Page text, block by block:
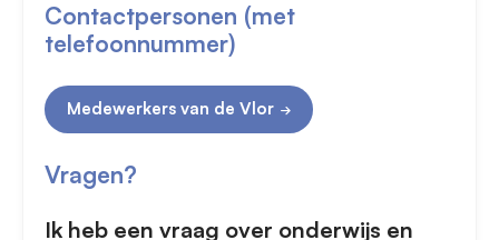
Contactpersonen (met
telefoonnummer)
Medewerkers van de Vlor
Vragen?
Ik heb een vraag over onderwijs en